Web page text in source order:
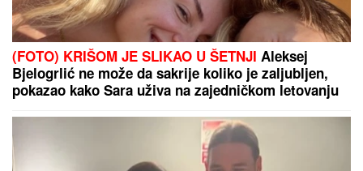
ASFALT SE TOPI NA 75 STEPENI U OVOM GRADU:
Vrućina već odnela tri života - Crveno upozorenje za
celu zemlju
SPECIJALNA VEČERAMatora
okupila najdraže ljude: Evo gde se
opuštaju, rijaliti učesnici puno srce